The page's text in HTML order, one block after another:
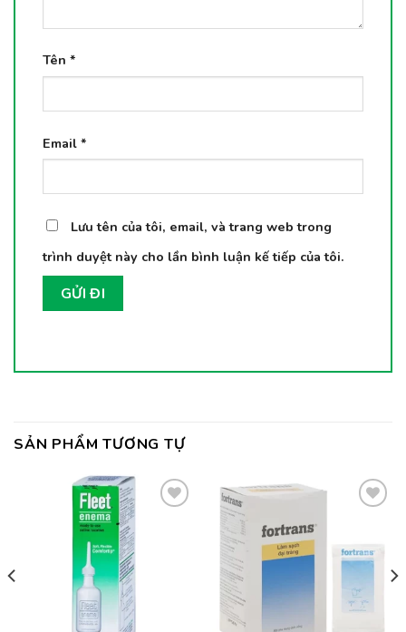
Tên *
Email *
Lưu tên của tôi, email, và trang web trong
trình duyệt này cho lần bình luận kế tiếp của tôi.
SẢN PHẨM TƯƠNG TỰ
Thêm
vào
yêu
thích